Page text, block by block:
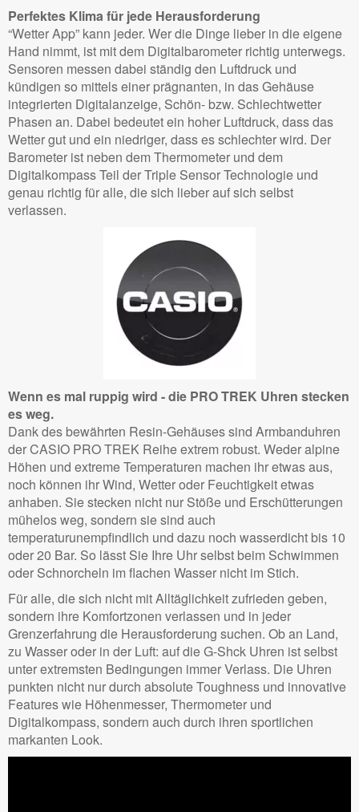
Perfektes Klima für jede Herausforderung
“Wetter App” kann jeder. Wer die Dinge lieber in die eigene
Hand nimmt, ist mit dem Digitalbarometer richtig unterwegs.
Sensoren messen dabei ständig den Luftdruck und
kündigen so mittels einer prägnanten, in das Gehäuse
integrierten Digitalanzeige, Schön- bzw. Schlechtwetter
Phasen an. Dabei bedeutet ein hoher Luftdruck, dass das
Wetter gut und ein niedriger, dass es schlechter wird. Der
Barometer ist neben dem Thermometer und dem
Digitalkompass Teil der Triple Sensor Technologie und
genau richtig für alle, die sich lieber auf sich selbst
verlassen.
Wenn es mal ruppig wird - die PRO TREK Uhren stecken
es weg.
Dank des bewährten Resin-Gehäuses sind Armbanduhren
der CASIO PRO TREK Reihe extrem robust. Weder alpine
Höhen und extreme Temperaturen machen ihr etwas aus,
noch können ihr Wind, Wetter oder Feuchtigkeit etwas
anhaben. Sie stecken nicht nur Stöße und Erschütterungen
mühelos weg, sondern sie sind auch
temperaturunempfindlich und dazu noch wasserdicht bis 10
oder 20 Bar. So lässt Sie Ihre Uhr selbst beim Schwimmen
oder Schnorcheln im flachen Wasser nicht im Stich.
Für alle, die sich nicht mit Alltäglichkeit zufrieden geben,
sondern ihre Komfortzonen verlassen und in jeder
Grenzerfahrung die Herausforderung suchen. Ob an Land,
zu Wasser oder in der Luft: auf die G-Shck Uhren ist selbst
unter extremsten Bedingungen immer Verlass. Die Uhren
punkten nicht nur durch absolute Toughness und innovative
Features wie Höhenmesser, Thermometer und
Digitalkompass, sondern auch durch ihren sportlichen
markanten Look.